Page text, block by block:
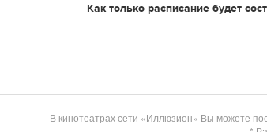
Как только расписание будет
В кинотеатрах сети «Иллюзион» Вы можете